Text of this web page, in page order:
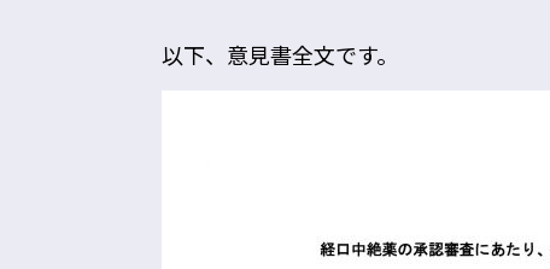
以下、意見書全文です。